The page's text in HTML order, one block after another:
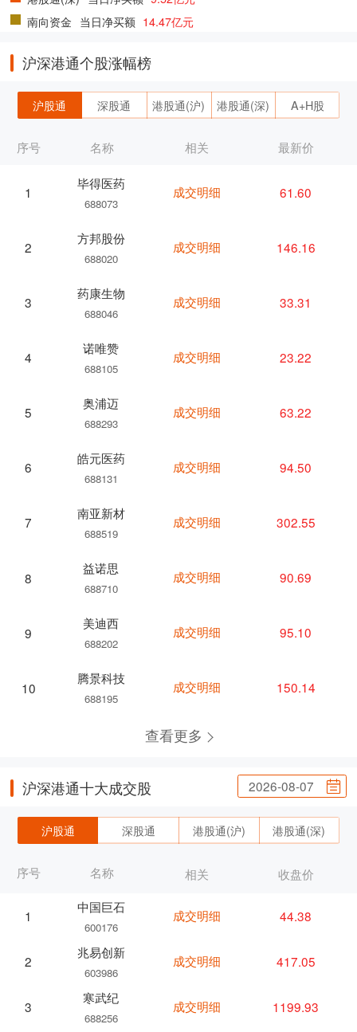
南向资金 当日净买额 14.47亿元
沪深港通个股涨幅榜
沪股通 深股通 港股通(沪) 港股通(深) A+H股
序号 名称
1
毕得医药
688073
2
方邦股份
688020
3
药康生物
688046
4
诺唯赞
688105
5
奥浦迈
688293
6
皓元医药
688131
7
南亚新材
688519
8
益诺思
688710
9
美迪西
688202
10
腾景科技
688195
相关 最新价
成交明细 61.60
成交明细 146.16
成交明细 33.31
成交明细 23.22
成交明细 63.22
成交明细 94.50
成交明细 302.55
成交明细 90.69
成交明细 95.10
成交明细 150.14
查看更多
沪深港通十大成交股 2026-08-07
沪股通 深股通 港股通(沪) 港股通(深)
序号 名称
1
中国巨石
600176
2
兆易创新
603986
3
寒武纪
688256
相关 收盘价
成交明细 44.38
成交明细 417.05
成交明细 1199.93